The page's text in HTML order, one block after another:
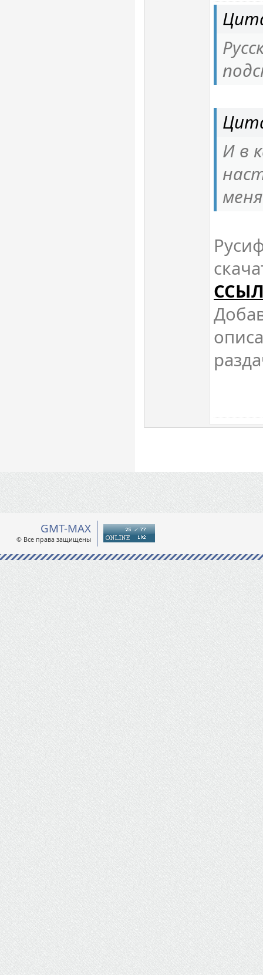
И в
GMT-MAX
© Все права защищены